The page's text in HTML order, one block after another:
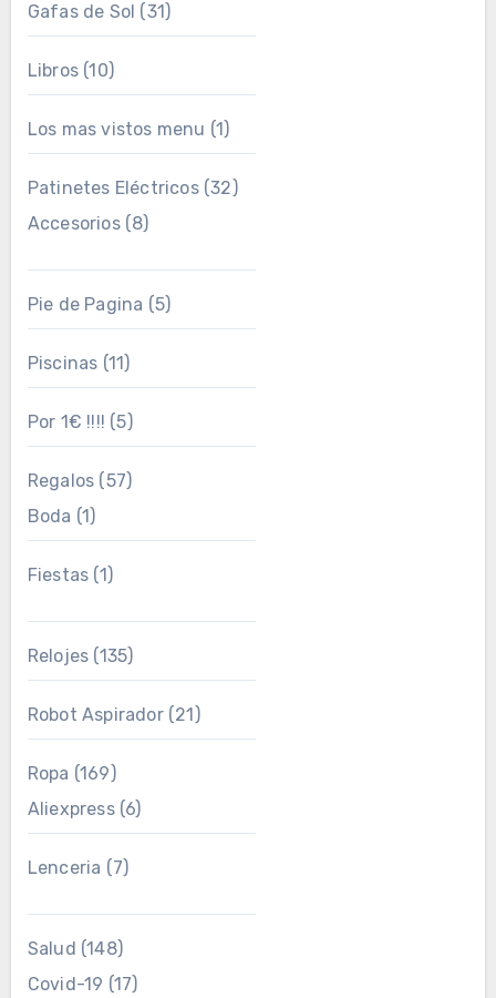
Gafas de Sol (31)
Libros(10)
Los mas vistos menu (1)
Patinetes Eléctricos(32)
Accesorios(8)
Pie de Pagina (5)
Piscinas (11)
Por 1€ !!!! (5)
Regalos (57)
Boda (1)
Fiestas (1)
Relojes (135)
Robot Aspirador(21)
Ropa (169)
Aliexpress(6)
Lenceria (7)
Salud (148)
Covid-19 (17)